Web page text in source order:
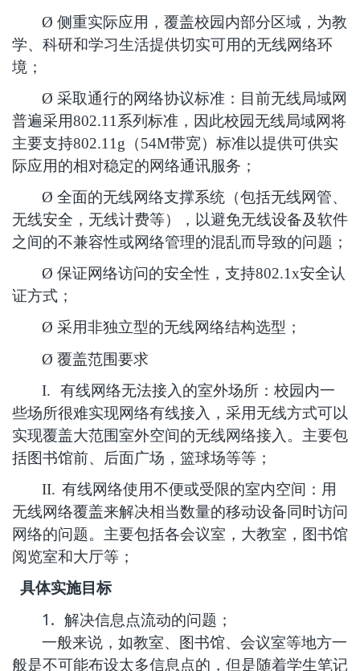
Ø 侧重实际应用，覆盖校园内部分区域，为教
学、科研和学习生活提供切实可用的无线网络环
境；
Ø 采取通行的网络协议标准：目前无线局域网
普遍采用802.11系列标准，因此校园无线局域网将
主要支持802.11g（54M带宽）标准以提供可供实
际应用的相对稳定的网络通讯服务；
Ø 全面的无线网络支撑系统（包括无线网管、
无线安全，无线计费等），以避免无线设备及软件
之间的不兼容性或网络管理的混乱而导致的问题；
Ø 保证网络访问的安全性，支持802.1x安全认
证方式；
Ø 采用非独立型的无线网络结构选型；
Ø 覆盖范围要求
I.
有线网络无法接入的室外场所：校园内一
些场所很难实现网络有线接入，采用无线方式可以
实现覆盖大范围室外空间的无线网络接入。主要包
括图书馆前、后面广场，篮球场等等；
II. 有线网络使用不便或受限的室内空间：用
无线网络覆盖来解决相当数量的移动设备同时访问
网络的问题。主要包括各会议室，大教室，图书馆
阅览室和大厅等；
具体实施目标
1. 解决信息点流动的问题；
一般来说，如教室、图书馆、会议室等地方一
般是不可能布设太多信息点的，但是随着学生笔记